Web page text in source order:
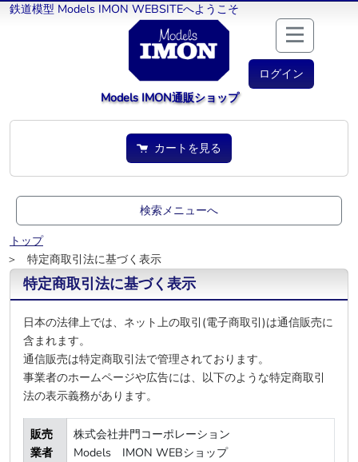
鉄道模型 Models IMON WEBSITEへようこそ
ログイン
Models IMON通販ショップ
カートを見る
検索メニューへ
トップ
＞ 特定商取引法に基づく表示
特定商取引法に基づく表示
日本の法律上では、ネット上の取引(電子商取引)は通信販売に
含まれます。
通信販売は特定商取引法で管理されております。
事業者のホームページや広告には、以下のような特定商取引
法の表示義務があります。
販売
業者
株式会社井門コーポレーション
Models IMON WEBショップ